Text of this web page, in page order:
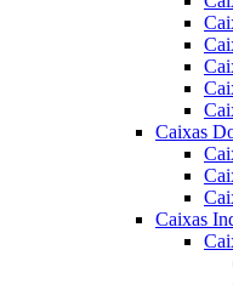
Caixas
Caixas